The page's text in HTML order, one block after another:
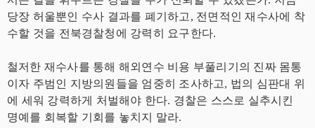
당장 허울뿐인 수사 결과를 폐기하고, 전면적인 재수사에 착
수할 것을 전북경찰청에 강력히 요구한다.
철저한 재수사를 통해 해외연수 비용 부풀리기의 진짜 몸통
이자 주범인 지방의원들을 엄중히 조사하고, 법의 심판대 위
에 세워 강력하게 처벌해야 한다. 경찰은 스스로 실추시킨
명예를 회복할 기회를 놓치지 말라.